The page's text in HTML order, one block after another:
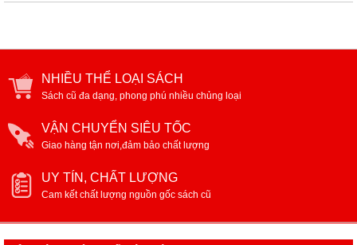
NHIỀU THỂ LOẠI SÁCH
Sách cũ đa dạng, phong phú nhiều chủng loại
VẬN CHUYỂN SIÊU TỐC
Giao hàng tận nơi,đảm bảo chất lượng
UY TÍN, CHẤT LƯỢNG
Cam kết chất lượng nguồn gốc sách cũ